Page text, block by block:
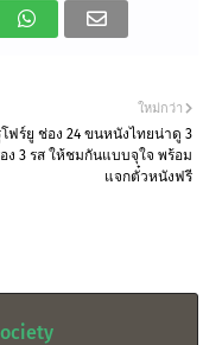
ใหม่กว่า
ฟร์ยู ช่อง 24 ขนหนังไทยน่าดู 3
อง 3 รส ให้ชมกันแบบจุใจ พร้อม
แจกตั๋วหนังฟรี